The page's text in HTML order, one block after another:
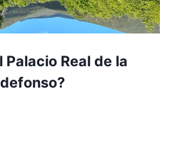
Real de la